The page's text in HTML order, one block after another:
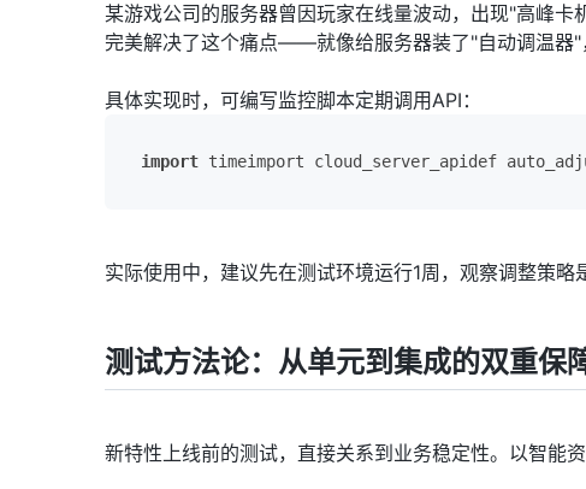
某游戏公司的服务器曾因玩家在线量波动，出现"高峰卡
完美解决了这个痛点——就像给服务器装了"自动调温器"
具体实现时，可编写监控脚本定期调用API：
import timeimport cloud_server_apidef
实际使用中，建议先在测试环境运行1周，观察调整策略
测试方法论：从单元到集成的双重保
新特性上线前的测试，直接关系到业务稳定性。以智能